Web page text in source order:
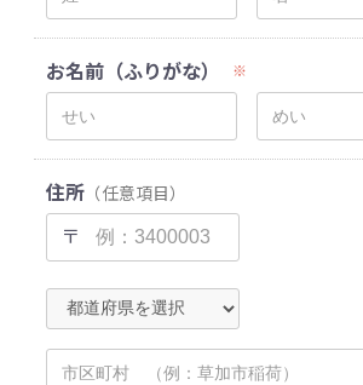
お名前（ふりがな） ※
住所 （任意項目）
〒